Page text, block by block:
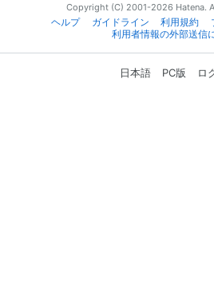
Copyright (C) 2001-2026 Hatena.
ヘルプ
ガイドライン 利用規約
利用者情報の外部送信
日本語 PC版 ロ